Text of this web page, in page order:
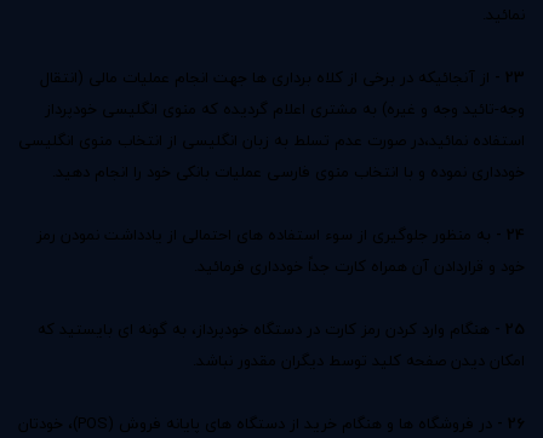
نمائید.
23 -
از آنجائیكه در برخی از كلاه برداری ها جهت انجام عملیات مالی (انتقال
وجه-تائید وجه و غیره) به مشتری اعلام گردیده كه منوی انگلیسی خودپرداز
استفاده نمائید،در صورت عدم تسلط به زبان انگلیسی از انتخاب منوی انگلیسی
خودداری نموده و با انتخاب منوی فارسی عملیات بانکی خود را انجام دهید.
24 -
به منظور جلوگیری از سوء استفاده های احتمالی از یادداشت نمودن رمز
خود و قراردادن آن همراه کارت جداً خودداری فرمائید.
25 -
هنگام وارد کردن رمز کارت در دستگاه خودپرداز، به گونه ای بایستید که
امکان دیدن صفحه کلید توسط دیگران مقدور نباشد.
26 -
در فروشگاه ها و هنگام خرید از دستگاه های پایانه فروش (POS)، خودتان